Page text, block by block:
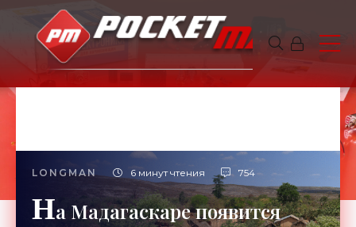
LONGMAN 6 минут чтения 754
На Мадагаскаре появится